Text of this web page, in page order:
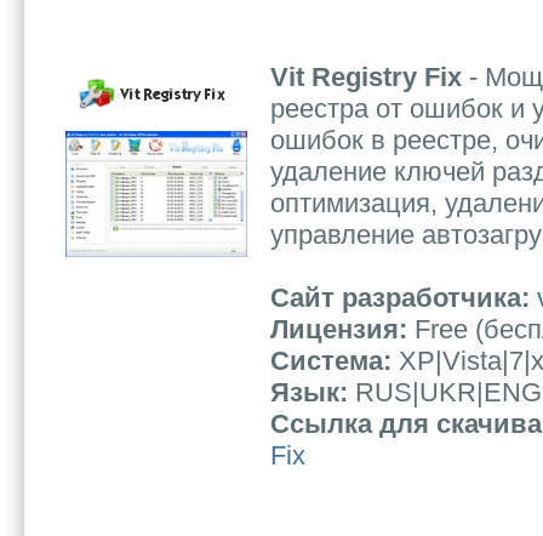
Vit Registry Fix -
реестра от ошибок и
ошибок в реестре,
удаление ключей
оптимизация,
управление
Сайт разработчика:
Лицензия: Free
Система:
Язык: RUS|UKR|ENG
Ссылка для
Fix